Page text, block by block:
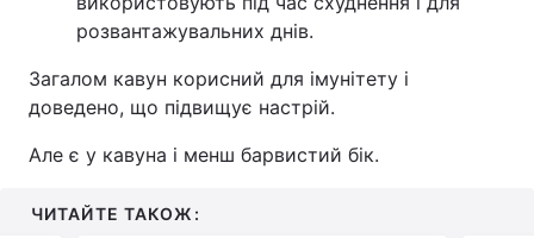
розвантажувальних днів.
Загалом кавун корисний для імунітету і
доведено, що підвищує настрій.
Але є у кавуна і менш барвистий бік.
ЧИТАЙТЕ ТАКОЖ: